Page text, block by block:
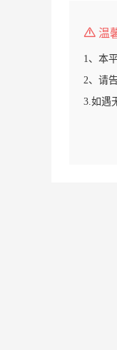
温
1、本
2、请
3.如遇